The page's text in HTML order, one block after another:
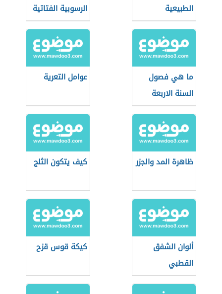
الطبيعية
الرسوبية الفتاتية
ما هي فصول
السنة الاربعة
عوامل التعرية
ظاهرة المد والجزر كيف يتكون الثلج
ألوان الشفق
القطبي
كيكة قوس قزح